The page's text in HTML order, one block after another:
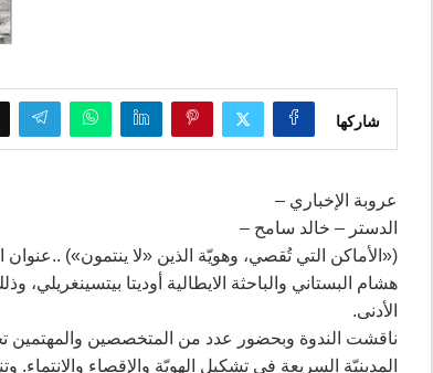
شاركها
عروبة الإخباري –
الدستر – خالد سامح –
(«الأماكن التي تُقصي، وهويّة الذين «لا ينتمون») ..عنوان
هشام البستاني والباحثة الايطالية أوديتا
الأدنى.
ناقشت الندوة وبحضور عدد من المتخصصين والمهتمين
المدينيّة السريعة في تشكيل الهويّة والإقصاء والانتماء.